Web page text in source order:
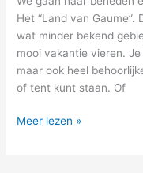
Het “Land van
wat minder bekend
mooi vakantie vieren.
maar ook heel
of tent kunt staan. Of
Meer lezen »